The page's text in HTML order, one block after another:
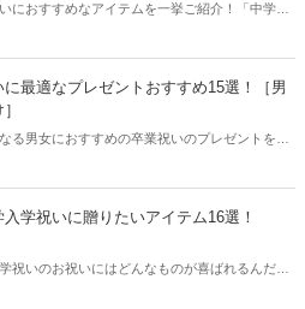
におすすめなアイテムを一挙ご紹介！「中学入
番アイテムを取り入れました。絶対に喜ばれる
です！
最適なプレゼントおすすめ15選！［男
る男女におすすめの卒業祝いのプレゼントを贈
どちらに贈るかでプレゼントのポイントも異な
もぜひチェックしてみてくださいね。
学祝いに贈りたいアイテム16選！
祝いのお祝いにはどんなものが喜ばれるんだろ